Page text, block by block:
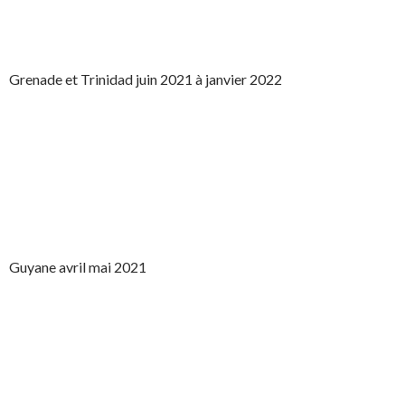
Grenade et Trinidad juin 2021 à janvier 2022
Guyane avril mai 2021